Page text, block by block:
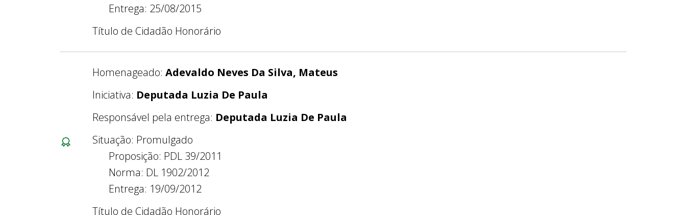
Entrega: 25/08/2015
Título de Cidadão Honorário
Homenageado: Adevaldo Neves Da Silva, Mateus
Iniciativa: Deputada Luzia De Paula
Responsável pela entrega: Deputada Luzia De Paula
Situação: Promulgado
Proposição: PDL 39/2011
Norma: DL 1902/2012
Entrega: 19/09/2012
Título de Cidadão Honorário